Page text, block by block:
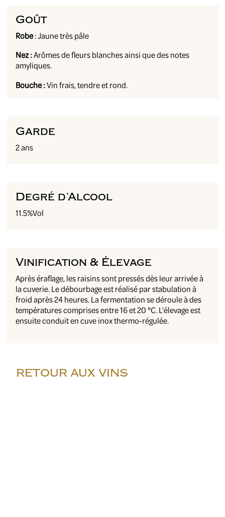
Goût
Robe: Jaune très pâle
Nez :Arômes de fleurs blanches ainsi que des notes
amyliques.
Bouche :Vin frais, tendre et rond.
Garde
2 ans
Degré d’Alcool
11.5%Vol
Vinification & Élevage
Après éraflage, les raisins sont pressés dès leur arrivée à
la cuverie. Le débourbage est réalisé par stabulation à
froid après 24 heures. La fermentation se déroule à des
températures comprises entre 16 et 20 °C. L’élevage est
ensuite conduit en cuve inox thermo-régulée.
RETOUR AUX VINS